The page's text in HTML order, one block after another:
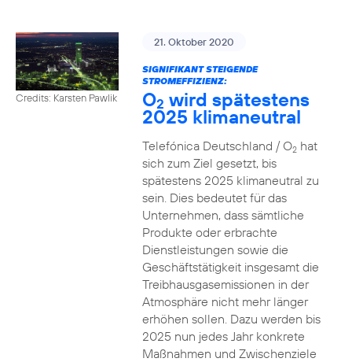
Credits: Karsten Pawlik
21. Oktober 2020
SIGNIFIKANT STEIGENDE
STROMEFFIZIENZ:
O2 wird spätestens
2025 klimaneutral
Telefónica Deutschland / O2hat
sich zum Ziel gesetzt, bis
spätestens 2025 klimaneutral zu
sein. Dies bedeutet für das
Unternehmen, dass sämtliche
Produkte oder erbrachte
Dienstleistungen sowie die
Geschäftstätigkeit insgesamt die
Treibhausgasemissionen in der
Atmosphäre nicht mehr länger
erhöhen sollen. Dazu werden bis
2025 nun jedes Jahr konkrete
Maßnahmen und Zwischenziele